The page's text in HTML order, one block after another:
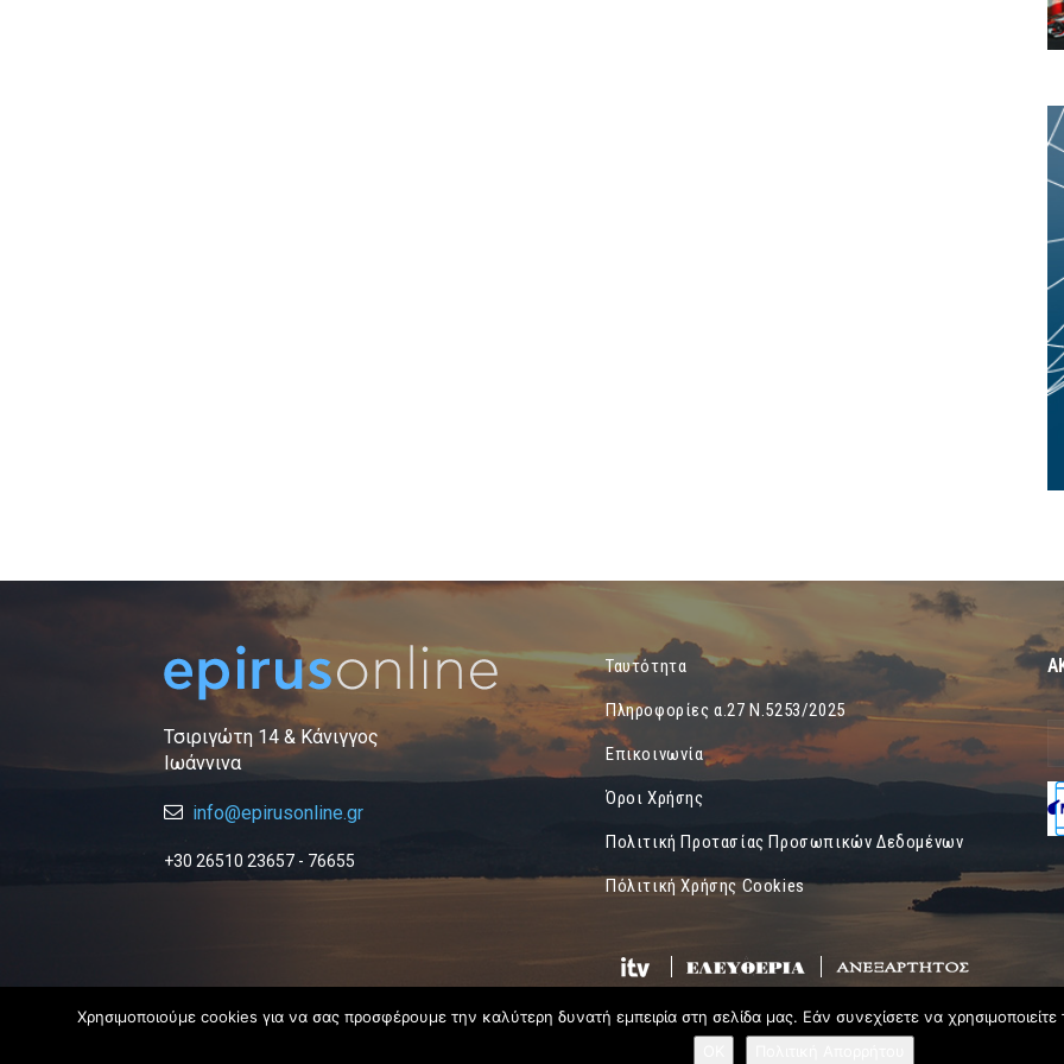
Τσιριγώτη 14 & Κάνιγγος
Ιωάννινα
info@epirusonline.gr
+30 26510 23657 - 76655
Ταυτότητα
Πληροφορίες α.27 Ν.5253/2025
Επικοινωνία
Όροι Χρήσης
Πολιτική Προτασίας Προσωπικών Δεδομένων
Πόλιτική Χρήσης Cookies
Χρησιμοποιούμε cookies για να σας προσφέρουμε την καλύτερη δυνατή εμπειρία στη σελίδα μας. Εάν συνεχίσετε να